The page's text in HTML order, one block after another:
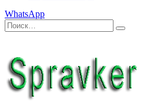
WhatsApp
Искать:
Поиск